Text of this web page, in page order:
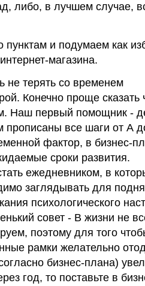
либо, в лучшем случае,
и подумаем как
магазина.
не терять со временем
Конечно проще сказать
Наш первый помощник -
прописаны все шаги от А
фактор, в бизнес-
сроки развития.
ежедневником, в
заглядывать для
психологического
совет - В жизни не
поэтому для того
рамки желательно
бизнес-плана)
год, то поставьте в